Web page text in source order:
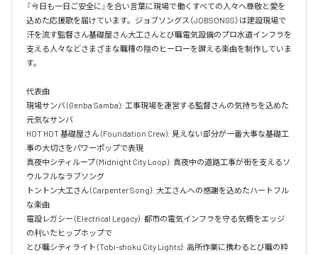
『今日も一日ご安全に』を合い言葉に現場で働くすべての人々へ尊敬と愛を
込めた応援歌を届けています。ジョブソングス（JOBSONGS）は建設現場で
汗を流す監督さん基礎屋さん大工さんとび職電気設備のプロ水道インフラを
支える人々などさまざまな職種の陰のヒーローを讃える楽曲を制作していま
す。
代表曲
現場サンバ (Genba Samba): 工事現場を運営する監督さんの気持ちを込めた
元気なサンバ
HOT HOT 基礎屋さん (Foundation Crew): 見えない部分が一番大事な基礎工
事の大切さをパワーポップで表現
真夜中シティループ (Midnight City Loop): 真夜中の道路工事が街を支えるソ
ウルフルなラブソング
トントン大工さん (Carpenter Song): 大工さんへの感謝を込めたハートフル
な楽曲
電設レガシー (Electrical Legacy): 都市の電気インフラを守る気概をエッジ
の利いたヒップホップで
とび職シティライト (Tobi-shoku City Lights): 高所作業に携わるとび職の粋